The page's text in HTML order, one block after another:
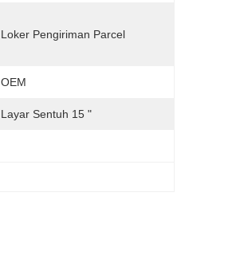
Loker Pengiriman Parcel
OEM
Layar Sentuh 15 "